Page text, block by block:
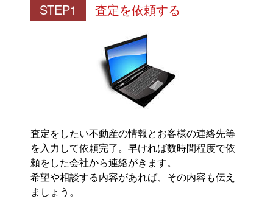
STEP1 査定を依頼する
査定をしたい不動産の情報とお客様の連絡先等
を入力して依頼完了。早ければ数時間程度で依
頼をした会社から連絡がきます。
希望や相談する内容があれば、その内容も伝え
ましょう。